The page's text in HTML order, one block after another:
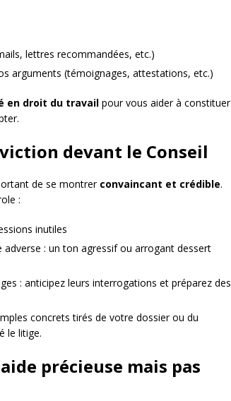
lettres recommandées, etc.)
arguments (témoignages, attestations, etc.)
en droit du travail pour vous aider à constituer
devant le Conseil
de se montrer convaincant et crédible.
:
inutiles
: un ton agressif ou arrogant dessert
: anticipez leurs interrogations et préparez des
concrets tirés de votre dossier ou du
le litige.
précieuse mais pas